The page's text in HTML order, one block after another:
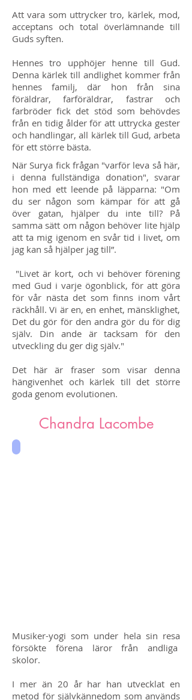
Att vara som uttrycker tro, kärlek, mod,
acceptans och total överlämnande till
Guds syften.
Hennes tro upphöjer henne till Gud.
Denna kärlek till andlighet kommer från
hennes familj, där hon från sina
föräldrar, farföräldrar, fastrar och
farbröder fick det stöd som behövdes
från en tidig ålder för att uttrycka gester
och handlingar, all kärlek till Gud, arbeta
för ett större bästa.
När Surya fick frågan "varför leva så här,
i denna fullständiga donation", svarar
hon med ett leende på läpparna: "Om
du ser någon som kämpar för att gå
över gatan, hjälper du inte till? På
samma sätt om någon behöver lite hjälp
att ta mig igenom en svår tid i livet, om
jag kan så hjälper jag till”.
"Livet är kort, och vi behöver förening
med Gud i varje ögonblick, för att göra
för vår nästa det som finns inom vårt
räckhåll. Vi är en, en enhet, mänsklighet,
Det du gör för den andra gör du för dig
själv. Din ande är tacksam för den
utveckling du ger dig själv."
Det här är fraser som visar denna
hängivenhet och kärlek till det större
goda genom evolutionen.
Chandra Lacombe
Musiker-yogi som under hela sin resa
försökte förena läror från andliga
skolor.
I mer än 20 år har han utvecklat en
metod för självkännedom som används